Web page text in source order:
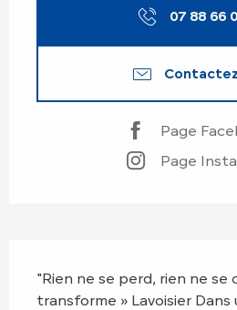
07 88 66
Page
Page
"Rien ne se perd, rien ne se
transforme » Lavoisier Dans